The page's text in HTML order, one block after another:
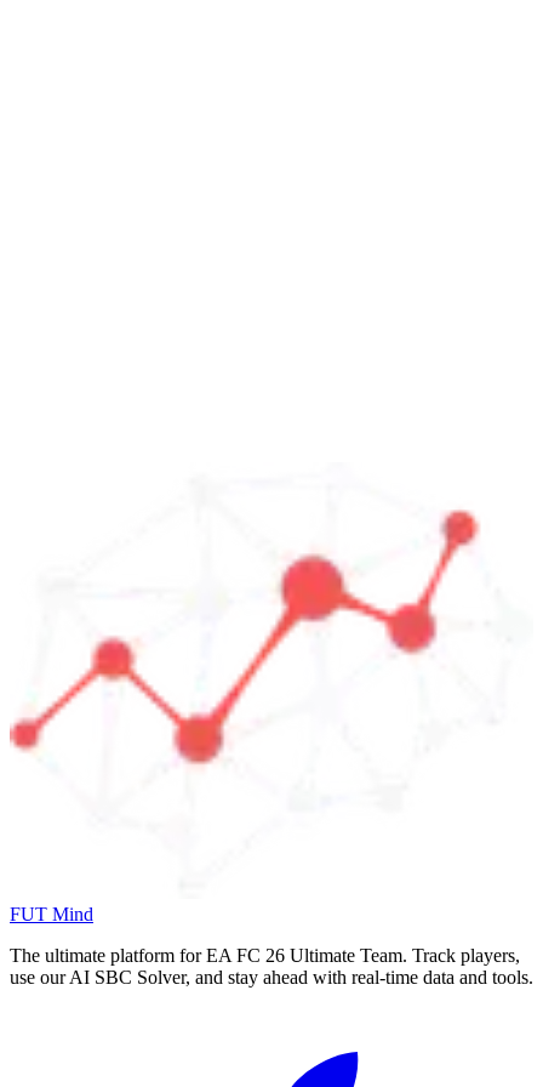
FUT Mind
The ultimate platform for EA FC 26 Ultimate Team. Track players,
use our AI SBC Solver, and stay ahead with real-time data and tools.